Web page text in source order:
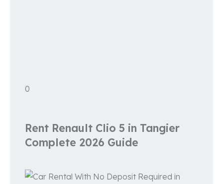
0
Rent Renault Clio 5 in Tangier
Complete 2026 Guide